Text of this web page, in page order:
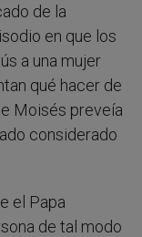
de la
en que los
a una mujer
qué hacer de
Moisés preveía
considerado
el Papa
de tal modo